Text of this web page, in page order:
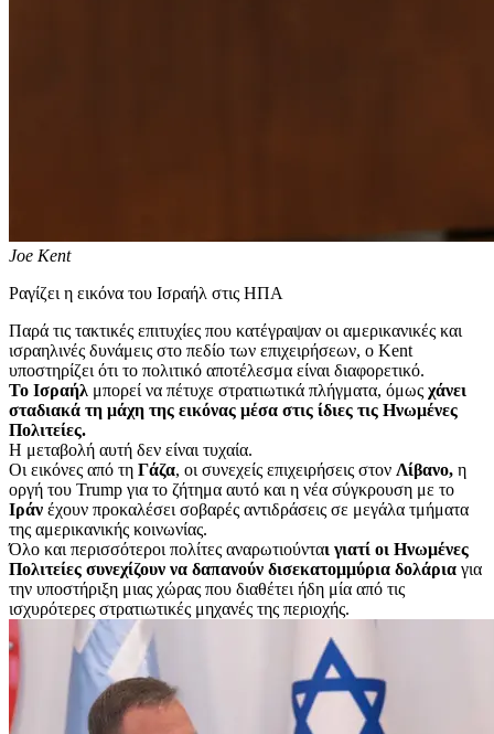
Joe Kent
Ραγίζει η εικόνα του Ισραήλ στις ΗΠΑ
Παρά τις τακτικές επιτυχίες που κατέγραψαν οι αμερικανικές και
ισραηλινές δυνάμεις στο πεδίο των επιχειρήσεων, ο Kent
υποστηρίζει ότι το πολιτικό αποτέλεσμα είναι διαφορετικό.
Το Ισραήλ μπορεί να πέτυχε στρατιωτικά πλήγματα, όμως χάνει
σταδιακά τη μάχη της εικόνας μέσα στις ίδιες τις Ηνωμένες
Πολιτείες.
Η μεταβολή αυτή δεν είναι τυχαία.
Οι εικόνες από τη Γάζα, οι συνεχείς επιχειρήσεις στον Λίβανο, η
οργή του Trump για το ζήτημα αυτό και η νέα σύγκρουση με το
Ιράν έχουν προκαλέσει σοβαρές αντιδράσεις σε μεγάλα τμήματα
της αμερικανικής κοινωνίας.
Όλο και περισσότεροι πολίτες αναρωτιούνται γιατί οι Ηνωμένες
Πολιτείες συνεχίζουν να δαπανούν δισεκατομμύρια δολάρια για
την υποστήριξη μιας χώρας που διαθέτει ήδη μία από τις
ισχυρότερες στρατιωτικές μηχανές της περιοχής.